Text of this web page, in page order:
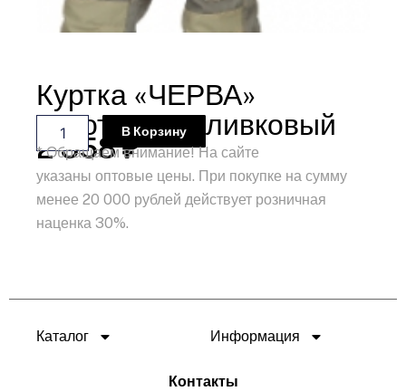
Куртка «ЧЕРВА»
короткая, т.оливковый
2 358₽
Количество
товара
Куртка
"ЧЕРВА"
короткая,
В Корзину
* Обращаем внимание! На сайте
указаны оптовые цены. При покупке на сумму
менее 20 000 рублей действует розничная
наценка 30%.
Каталог Информация
Контакты